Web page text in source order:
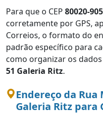
Para que o CEP 80020-905
corretamente por GPS,
Correios, o formato do
padrão específico para
como organizar os
51 Galeria Ritz.
Endereço da Rua
Galeria Ritz para